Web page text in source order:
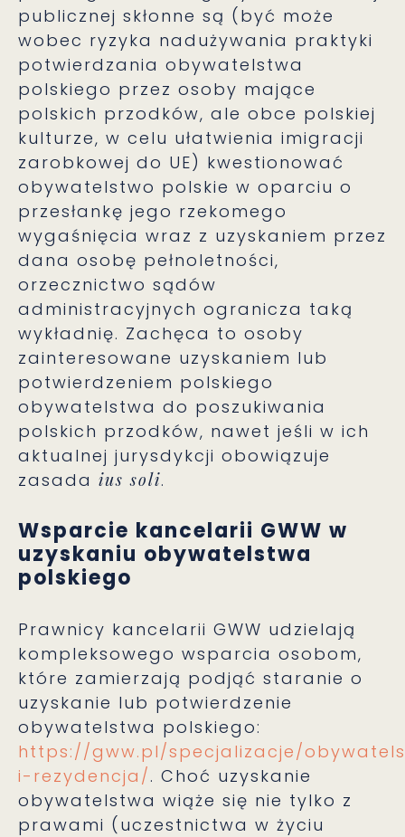
publicznej skłonne są (być może
wobec ryzyka nadużywania praktyki
potwierdzania obywatelstwa
polskiego przez osoby mające
polskich przodków, ale obce polskiej
kulturze, w celu ułatwienia imigracji
zarobkowej do UE) kwestionować
obywatelstwo polskie w oparciu o
przesłankę jego rzekomego
wygaśnięcia wraz z uzyskaniem przez
dana osobę pełnoletności,
orzecznictwo sądów
administracyjnych ogranicza taką
wykładnię. Zachęca to osoby
zainteresowane uzyskaniem lub
potwierdzeniem polskiego
obywatelstwa do poszukiwania
polskich przodków, nawet jeśli w ich
aktualnej jurysdykcji obowiązuje
zasada ius soli.
Wsparcie kancelarii GWW w
uzyskaniu obywatelstwa
polskiego
Prawnicy kancelarii GWW udzielają
kompleksowego wsparcia osobom,
które zamierzają podjąć staranie o
uzyskanie lub potwierdzenie
obywatelstwa polskiego:
https://gww.pl/specjalizacje/
i-rezydencja/. Choć uzyskanie
obywatelstwa wiąże się nie tylko z
prawami (uczestnictwa w życiu